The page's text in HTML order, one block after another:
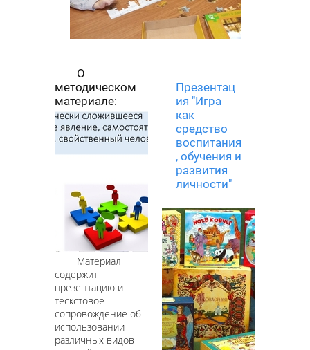
О
методическом
материале:
Материал
содержит
презентацию и
тескстовое
сопровождение об
использовании
различных видов
Презентац
ия "Игра
как
средство
воспитания
, обучения и
развития
личности"